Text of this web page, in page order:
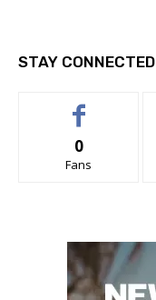
STAY CONNECTED
0
Fans